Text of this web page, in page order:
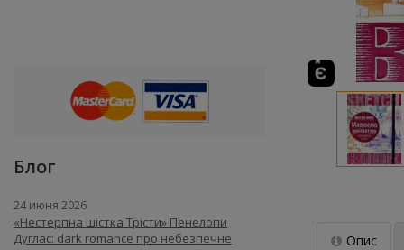
Опис
Блог
24 июня 2026
«Нестерпна шістка Трісти» Пенелопи
Дуглас: dark romance про небезпечне